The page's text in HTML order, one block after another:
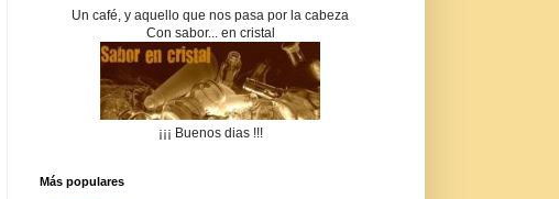
Un café, y aquello que nos pasa por la cabeza
Con sabor... en cristal
¡¡¡ Buenos dias !!!
Más populares